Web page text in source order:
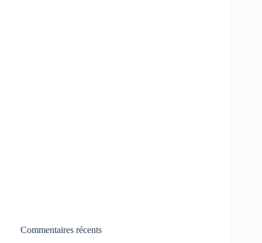
Commentaires récents